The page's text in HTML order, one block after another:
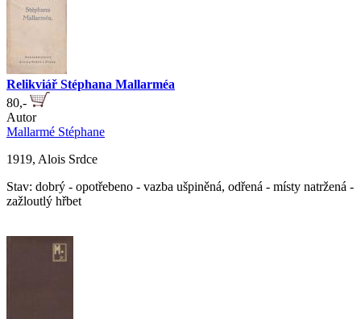
Relikviář Stéphana Mallarméa
80,-
Autor
Mallarmé Stéphane
1919, Alois Srdce
Stav: dobrý - opotřebeno - vazba ušpiněná, odřená - místy natržená -
zažloutlý hřbet